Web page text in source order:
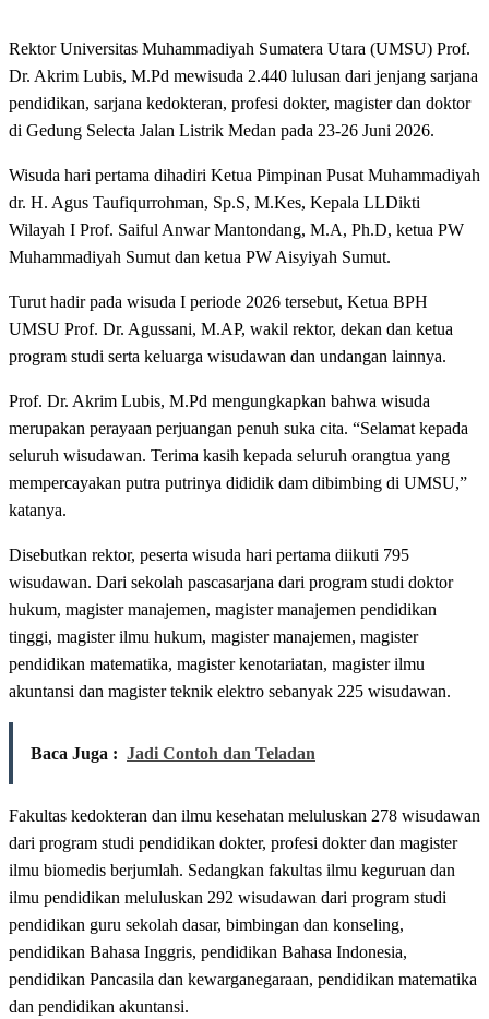
Rektor Universitas Muhammadiyah Sumatera Utara (UMSU) Prof.
Dr. Akrim Lubis, M.Pd mewisuda 2.440 lulusan dari jenjang sarjana
pendidikan, sarjana kedokteran, profesi dokter, magister dan doktor
di Gedung Selecta Jalan Listrik Medan pada 23-26 Juni 2026.
Wisuda hari pertama dihadiri Ketua Pimpinan Pusat Muhammadiyah
dr. H. Agus Taufiqurrohman, Sp.S, M.Kes, Kepala LLDikti
Wilayah I Prof. Saiful Anwar Mantondang, M.A, Ph.D, ketua PW
Muhammadiyah Sumut dan ketua PW Aisyiyah Sumut.
Turut hadir pada wisuda I periode 2026 tersebut, Ketua BPH
UMSU Prof. Dr. Agussani, M.AP, wakil rektor, dekan dan ketua
program studi serta keluarga wisudawan dan undangan lainnya.
Prof. Dr. Akrim Lubis, M.Pd mengungkapkan bahwa wisuda
merupakan perayaan perjuangan penuh suka cita. “Selamat kepada
seluruh wisudawan. Terima kasih kepada seluruh orangtua yang
mempercayakan putra putrinya dididik dam dibimbing di UMSU,”
katanya.
Disebutkan rektor, peserta wisuda hari pertama diikuti 795
wisudawan. Dari sekolah pascasarjana dari program studi doktor
hukum, magister manajemen, magister manajemen pendidikan
tinggi, magister ilmu hukum, magister manajemen, magister
pendidikan matematika, magister kenotariatan, magister ilmu
akuntansi dan magister teknik elektro sebanyak 225 wisudawan.
Baca Juga : Jadi Contoh dan Teladan
Fakultas kedokteran dan ilmu kesehatan meluluskan 278 wisudawan
dari program studi pendidikan dokter, profesi dokter dan magister
ilmu biomedis berjumlah. Sedangkan fakultas ilmu keguruan dan
ilmu pendidikan meluluskan 292 wisudawan dari program studi
pendidikan guru sekolah dasar, bimbingan dan konseling,
pendidikan Bahasa Inggris, pendidikan Bahasa Indonesia,
pendidikan Pancasila dan kewarganegaraan, pendidikan matematika
dan pendidikan akuntansi.